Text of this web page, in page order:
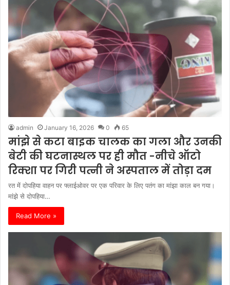
admin January 16, 2026 0 65
मांझे से कटा बाइक चालक का गला और उनकी
बेटी की घटनास्थल पर ही मौत -नीचे ऑटो
रिक्शा पर गिरी पत्नी ने अस्पताल में तोड़ा दम
रत में दोपहिया वाहन पर फ्लाईओवर पर एक परिवार के लिए पतंग का मांझा काल बन गया।
मांझे से दोपहिया…
Read More »